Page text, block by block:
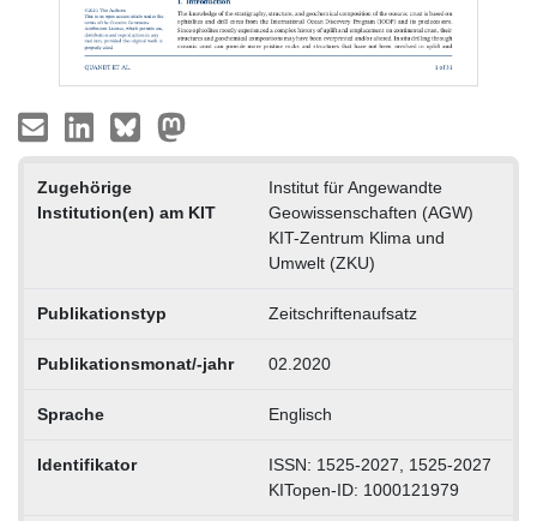
Zugehörige
Institution(en) am KIT
Institut für Angewandte
Geowissenschaften (AGW)
KIT-Zentrum Klima und
Umwelt (ZKU)
Publikationstyp Zeitschriftenaufsatz
Publikationsmonat/-jahr 02.2020
Sprache Englisch
Identifikator
ISSN: 1525-2027, 1525-2027
KITopen-ID: 1000121979